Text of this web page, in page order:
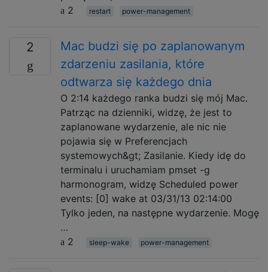
2
restart power-management
2
Mac budzi się po zaplanowanym
zdarzeniu zasilania, które
odtwarza się każdego dnia
O 2:14 każdego ranka budzi się mój Mac.
Patrząc na dzienniki, widzę, że jest to
zaplanowane wydarzenie, ale nic nie
pojawia się w Preferencjach
systemowych&gt; Zasilanie. Kiedy idę do
terminalu i uruchamiam pmset -g
harmonogram, widzę Scheduled power
events: [0] wake at 03/31/13 02:14:00
Tylko jeden, na następne wydarzenie. Mogę
…
2
sleep-wake power-management